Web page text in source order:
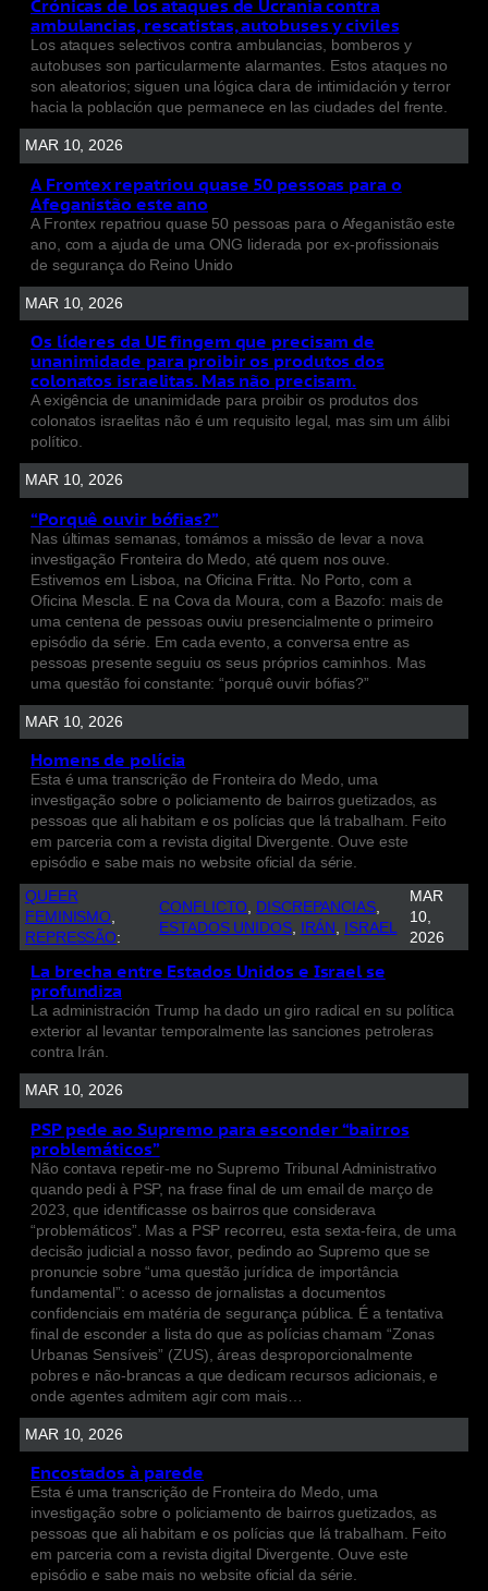
Crónicas de los ataques de Ucrania contra
ambulancias, rescatistas, autobuses y civiles
Los ataques selectivos contra ambulancias, bomberos y
autobuses son particularmente alarmantes. Estos ataques no
son aleatorios; siguen una lógica clara de intimidación y terror
hacia la población que permanece en las ciudades del frente.
MAR 10, 2026
A Frontex repatriou quase 50 pessoas para o
Afeganistão este ano
A Frontex repatriou quase 50 pessoas para o Afeganistão este
ano, com a ajuda de uma ONG liderada por ex-profissionais
de segurança do Reino Unido
MAR 10, 2026
Os líderes da UE fingem que precisam de
unanimidade para proibir os produtos dos
colonatos israelitas. Mas não precisam.
A exigência de unanimidade para proibir os produtos dos
colonatos israelitas não é um requisito legal, mas sim um álibi
político.
MAR 10, 2026
“Porquê ouvir bófias?”
Nas últimas semanas, tomámos a missão de levar a nova
investigação Fronteira do Medo, até quem nos ouve.
Estivemos em Lisboa, na Oficina Fritta. No Porto, com a
Oficina Mescla. E na Cova da Moura, com a Bazofo: mais de
uma centena de pessoas ouviu presencialmente o primeiro
episódio da série. Em cada evento, a conversa entre as
pessoas presente seguiu os seus próprios caminhos. Mas
uma questão foi constante: “porquê ouvir bófias?”
MAR 10, 2026
Homens de polícia
Esta é uma transcrição de Fronteira do Medo, uma
investigação sobre o policiamento de bairros guetizados, as
pessoas que ali habitam e os polícias que lá trabalham. Feito
em parceria com a revista digital Divergente. Ouve este
episódio e sabe mais no website oficial da série.
QUEER
FEMINISMO
REPRESSÃO:
CONFLICTO DISCREPANCIAS
ESTADOS UNIDOS, IRÁN ISRAEL
MAR
10,
2026
La brecha entre Estados Unidos e Israel se
profundiza
La administración Trump ha dado un giro radical en su política
exterior al levantar temporalmente las sanciones petroleras
contra Irán.
MAR 10, 2026
PSP pede ao Supremo para esconder “bairros
problemáticos”
Não contava repetir-me no Supremo Tribunal Administrativo
quando pedi à PSP, na frase final de um email de março de
2023, que identificasse os bairros que considerava
“problemáticos”. Mas a PSP recorreu, esta sexta-feira, de uma
decisão judicial a nosso favor, pedindo ao Supremo que se
pronuncie sobre “uma questão jurídica de importância
fundamental”: o acesso de jornalistas a documentos
confidenciais em matéria de segurança pública. É a tentativa
final de esconder a lista do que as polícias chamam “Zonas
Urbanas Sensíveis” (ZUS), áreas desproporcionalmente
pobres e não-brancas a que dedicam recursos adicionais, e
onde agentes admitem agir com mais…
MAR 10, 2026
Encostados à parede
Esta é uma transcrição de Fronteira do Medo, uma
investigação sobre o policiamento de bairros guetizados, as
pessoas que ali habitam e os polícias que lá trabalham. Feito
em parceria com a revista digital Divergente. Ouve este
episódio e sabe mais no website oficial da série.